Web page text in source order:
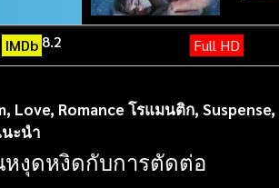
IMDb 8.2 Full HD
, Love, Romance โรแมนติก, Suspense,
ะนำ
หงุดหงิดกับการตัดต่อ